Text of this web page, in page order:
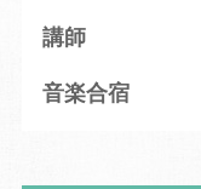
講師
音楽合宿